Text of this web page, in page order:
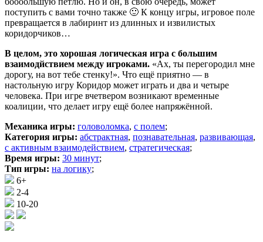
поступить с вами точно также 🙂 К концу игры, игровое поле
превращается в лабиринт из длинных и извилистых
коридорчиков…
В целом, это хорошая логическая игра с большим
взаимодйствием между игроками. «Ах, ты перегородил мне
дорогу, на вот тебе стенку!». Что ещё приятно — в
настольную игру Коридор может играть и два и четыре
человека. При игре вчетвером возникают временные
коалиции, что делает игру ещё более напряжённой.
Механика игры: головоломка, с полем;
Категория игры: абстрактная, познавательная, развивающая,
с активным взаимодействием, стратегическая;
Время игры: 30 минут;
Тип игры: на логику;
6+
2-4
10-20